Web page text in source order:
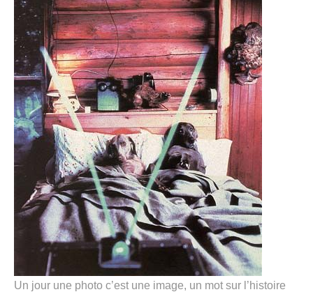
Un jour une photo c’est une image, un mot sur l’histoire